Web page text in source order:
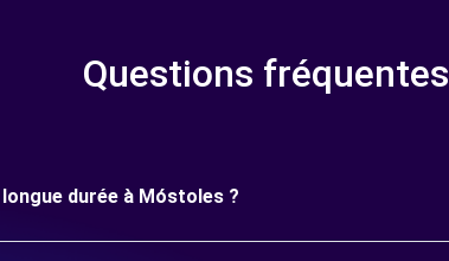
Questions fréquentes
durée à Móstoles ?